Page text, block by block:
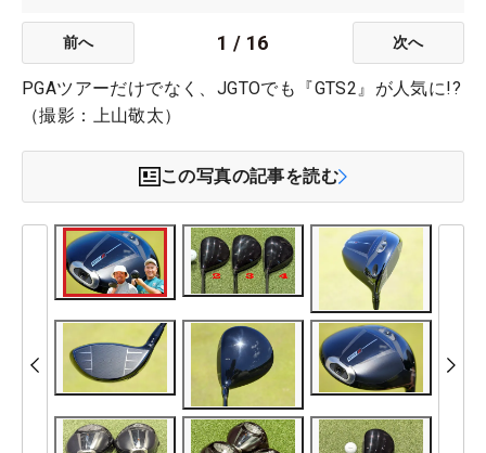
前へ 1 / 16 次へ
PGAツアーだけでなく、JGTOでも『GTS2』が人気に!?
（撮影：上山敬太）
この写真の記事を読む